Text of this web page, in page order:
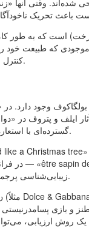
است که به طور
که طبیعت
کنترل و تغییر قرار داده است، در نظر گرفته می‌شود.
وجود دارد. در
ایلف و پتروف در
گسترده‌ای با استعاره‌های زیبایی‌شناسی پرجمعیت توصیف می‌شود.
زیبایی‌شناسی پرجمعیت یک مفهوم فرهنگی اروپایی عمومی است.
پسامدرنیستی با